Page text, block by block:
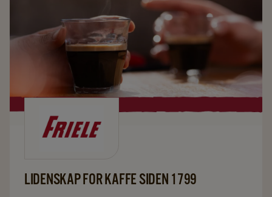
LIDENSKAP FOR KAFFE SIDEN 1799